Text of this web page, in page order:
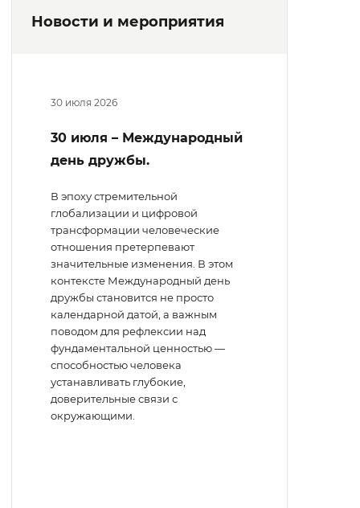
Новости и мероприятия
30 июля 2026
30 июля – Международный
день дружбы.
В эпоху стремительной
глобализации и цифровой
трансформации человеческие
отношения претерпевают
значительные изменения. В этом
контексте Международный день
дружбы становится не просто
календарной датой, а важным
поводом для рефлексии над
фундаментальной ценностью —
способностью человека
устанавливать глубокие,
доверительные связи с
окружающими.